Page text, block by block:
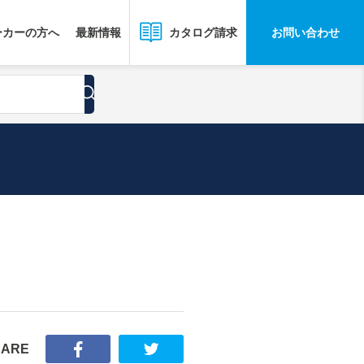
ーの方へ 最新情報 カタログ請求 お問い合わせ